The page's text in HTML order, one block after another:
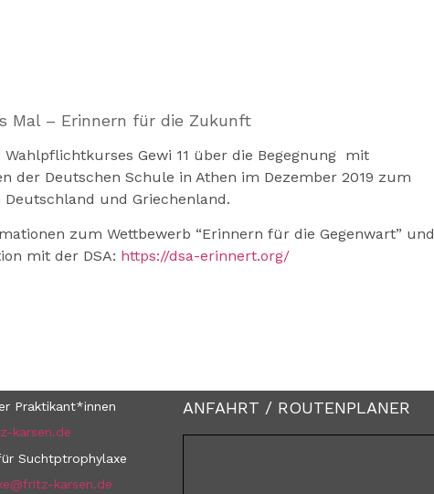
Mal – Erinnern für die Zukunft
Gewi 11 über die Begegnung mit
der Deutschen Schule in Athen im Dezember 2019 zum
Deutschland und Griechenland.
zum Wettbewerb “Erinnern für die Gegenwart” und
mit der DSA: https://dsa-erinnert.org/
Praktikant*innen
karsen.de
Suchtptrophylaxe
karsen.de
ANFAHRT / ROUTENPLANER